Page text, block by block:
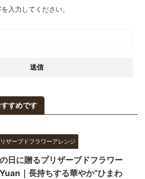
入力してください。
すめです
ザーブドフラワーアレンジ
日に贈るプリザーブドフラワー
Yuan｜長持ちする華やか”ひまわ